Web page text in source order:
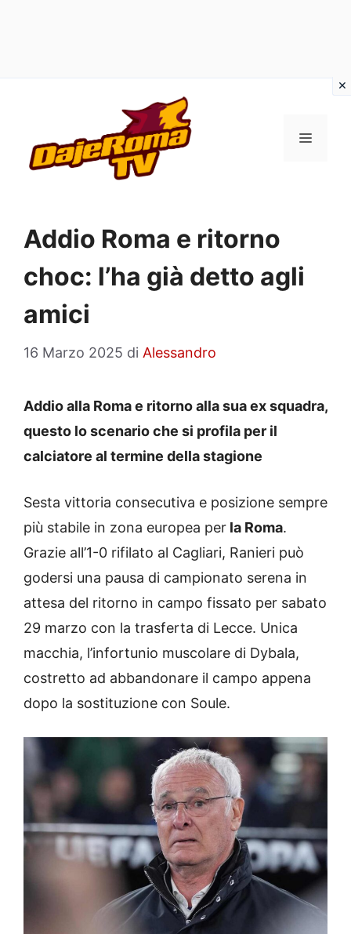
contenuto
MENU
Addio Roma e ritorno
choc: l’ha già detto agli
amici
16 Marzo 2025 di Alessandro
Addio alla Roma e ritorno alla sua ex squadra,
questo lo scenario che si profila per il
calciatore al termine della stagione
Sesta vittoria consecutiva e posizione sempre
più stabile in zona europea per la Roma.
Grazie all’1-0 rifilato al Cagliari, Ranieri può
godersi una pausa di campionato serena in
attesa del ritorno in campo fissato per sabato
29 marzo con la trasferta di Lecce. Unica
macchia, l’infortunio muscolare di Dybala,
costretto ad abbandonare il campo appena
dopo la sostituzione con Soule.